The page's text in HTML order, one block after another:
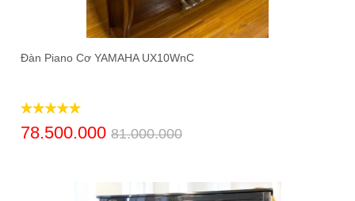
Đàn Piano Cơ YAMAHA UX10WnC
78.500.000 81.000.000